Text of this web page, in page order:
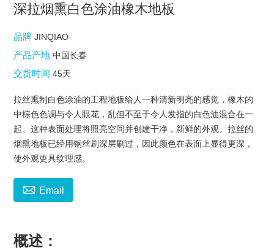
深拉烟熏白色涂油橡木地板
品牌JINQIAO
产品产地中国长春
交货时间45天
拉丝熏制白色涂油的工程地板给人一种清新明亮的感觉，橡木的
中棕色色调与令人眼花，乱但不至于令人发指的白色油混合在一
起。这种表面处理将照亮空间并创建干净，新鲜的外观。拉丝的
烟熏地板已经用钢丝刷深层刷过，因此颜色在表面上显得更深，
使外观更具纹理感。
 Email
概述：